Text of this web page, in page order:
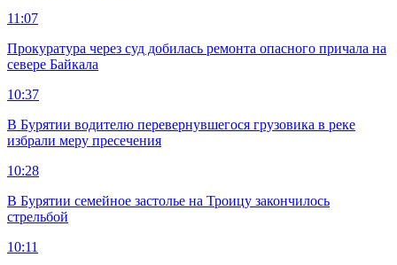
11:07
Прокуратура через суд добилась ремонта опасного причала на
севере Байкала
10:37
В Бурятии водителю перевернувшегося грузовика в реке
избрали меру пресечения
10:28
В Бурятии семейное застолье на Троицу закончилось
стрельбой
10:11